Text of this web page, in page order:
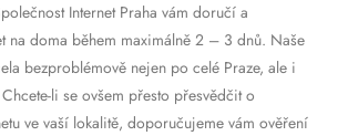
Internet Praha vám doručí a
na doma během maximálně 2 – 3 dnů. Naše
bezproblémově nejen po celé Praze, ale i
li se ovšem přesto přesvědčit o
ve vaší lokalitě, doporučujeme vám ověření